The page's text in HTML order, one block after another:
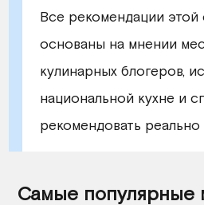
Все рекомендации этой
основаны на мнении
кулинарных блогеров,
национальной кухне и
рекомендовать
Самые популярные